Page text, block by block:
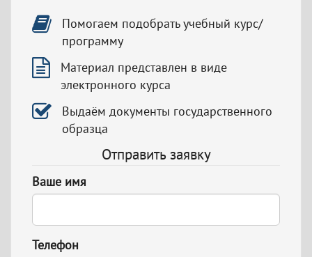
Помогаем подобрать учебный курс/
программу
Материал представлен в виде
электронного курса
Выдаём документы государственного
образца
Отправить заявку
Ваше имя
Телефон